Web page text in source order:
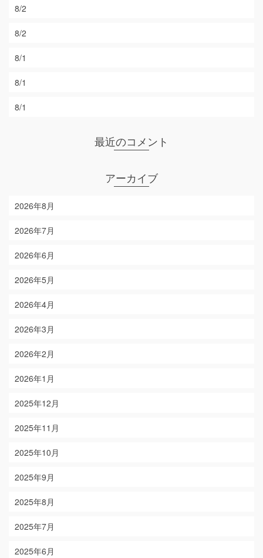
8/2
8/2
8/1
8/1
8/1
最近のコメント
アーカイブ
2026年8月
2026年7月
2026年6月
2026年5月
2026年4月
2026年3月
2026年2月
2026年1月
2025年12月
2025年11月
2025年10月
2025年9月
2025年8月
2025年7月
2025年6月